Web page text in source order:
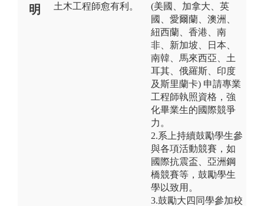
明
土木工程師愈有利。
(美國、加拿大、英
國、愛爾蘭、澳洲、
紐西蘭、香港、南
非、新加坡、日本、
南韓、馬來西亞、土
耳其、俄羅斯、印度
及斯里蘭卡) 申請專業
工程師執照資格，強
化畢業生的國際競爭
力。
2.系上持續鼓勵學生參
與各項活動競賽，如
國際抗震盃、亞洲鋼
橋競賽等，鼓勵學生
學以致用。
3.鼓勵大四同學參加校